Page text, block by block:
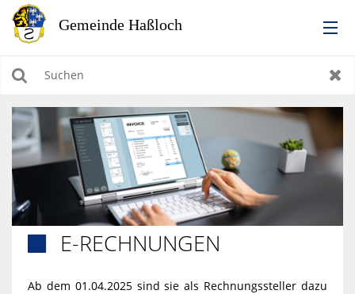
RATHAUS
LEBEN IN HASSLOCH
BILDUNG & KULTUR
WIRTSCHAFTEN, BAUEN, WOHNEN & UMWELT
TOURISMUS
Suchen
E-RECHNUNGEN
Ab dem 01.04.2025 sind sie als Rechnungssteller dazu